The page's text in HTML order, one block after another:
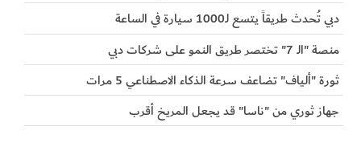
دبي تُحدث طريقاً يتسع لـ1000 سيارة في الساعة
منصة "الـ 7" تختصر طريق النمو على شركات دبي
ثورة "ألياف" تضاعف سرعة الذكاء الاصطناعي 5 مرات
جهاز ثوري من "ناسا" قد يجعل المريخ أقرب